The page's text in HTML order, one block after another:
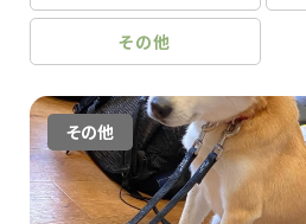
その他
その他